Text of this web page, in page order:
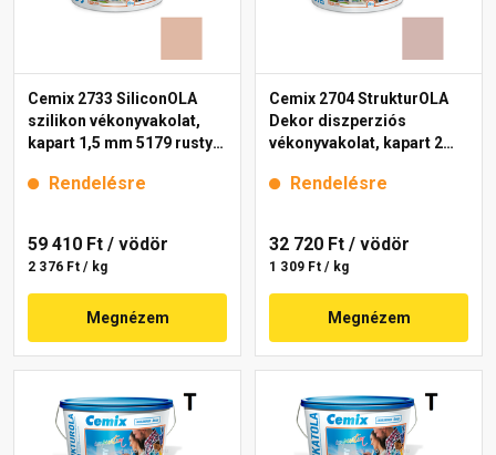
Cemix 2733 SiliconOLA
szilikon vékonyvakolat,
kapart 1,5 mm 5179 rusty
Rendelésre
59 410 Ft / vödör
2 376 Ft / kg
Megnézem
Cemix 2704 StrukturOLA
Dekor diszperziós
vékonyvakolat, kapart 2
Rendelésre
32 720 Ft / vödör
1 309 Ft / kg
Megnézem